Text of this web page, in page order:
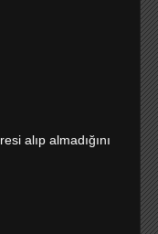
alıp almadığını